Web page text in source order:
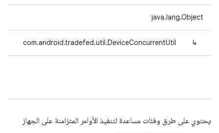
java.lang.Object
↳
com.android.tradefed.util.DeviceConcurrentUtil
يحتوي على طرق وفئات مساعدة لتنفيذ الأوامر المتزامنة على الجهاز